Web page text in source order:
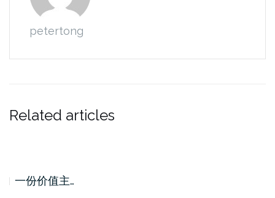
petertong
Related articles
一份价值主…